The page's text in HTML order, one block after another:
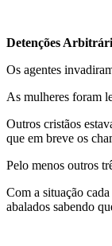
Detenções
Os agentes
As mulheres foram
Outros cristãos
que em breve os
Pelo menos outros
Com a situação
abalados sabendo